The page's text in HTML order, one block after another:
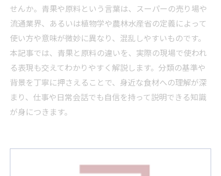
せんか。青果や原料という言葉は、スーパーの売り場や
流通業界、あるいは植物学や農林水産省の定義によって
使い方や意味が微妙に異なり、混乱しやすいものです。
本記事では、青果と原料の違いを、実際の現場で使われ
る表現も交えてわかりやすく解説します。分類の基準や
背景を丁寧に押さえることで、身近な食材への理解が深
まり、仕事や日常会話でも自信を持って説明できる知識
が身につきます。